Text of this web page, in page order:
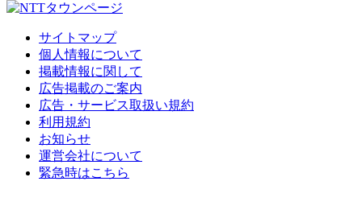
サイトマップ
個人情報について
掲載情報に関して
広告掲載のご案内
広告・サービス取扱い規約
利用規約
お知らせ
運営会社について
緊急時はこちら